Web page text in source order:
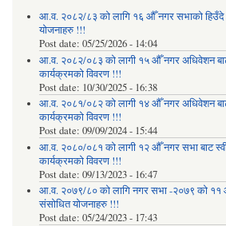
आ.व. २०८२/८३ को लागि १६ औँ नगर सभाको हिउँदे
योजनाहरु !!!
Post date: 05/25/2026 - 14:04
आ.व. २०८२/०८३ को लागी १५ औँ नगर अधिवेशन
कार्यक्रमको विवरण !!!
Post date: 10/30/2025 - 16:38
आ.व. २०८१/०८२ को लागी १४ औँ नगर अधिवेशन
कार्यक्रमको विवरण !!!
Post date: 09/09/2024 - 15:44
आ.व. २०८०/०८१ को लागी १२ औँ नगर सभा बाट
कार्यक्रमको विवरण !!!
Post date: 09/13/2023 - 16:47
आ.व. २०७९/८० को लागि नगर सभा -२०७९ को ११
संसोधित योजनाहरु !!!
Post date: 05/24/2023 - 17:43